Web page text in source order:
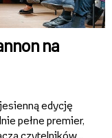
na
edycję
pełne premier,
czytelników z